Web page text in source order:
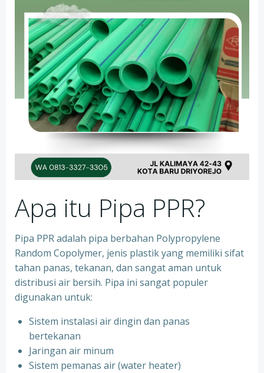
Apa itu Pipa PPR?
Pipa PPR adalah pipa berbahan Polypropylene
Random Copolymer, jenis plastik yang memiliki sifat
tahan panas, tekanan, dan sangat aman untuk
distribusi air bersih. Pipa ini sangat populer
digunakan untuk:
Sistem instalasi air dingin dan panas
bertekanan
⁠Jaringan air minum
⁠Sistem pemanas air (water heater)